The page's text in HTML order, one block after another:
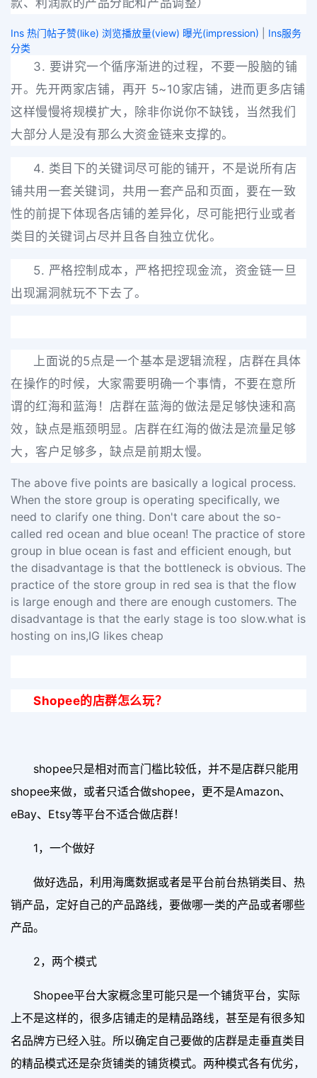
款、利润款的产品分配和产品调整）
Ins 热门帖子赞(like) 浏览播放量(view) 曝光(impression)
Ins服务
分类
3. 要讲究一个循序渐进的过程，不要一股脑的铺
开。先开两家店铺，再开 5~10家店铺，进而更多店铺
这样慢慢将规模扩大，除非你说你不缺钱，当然我们
大部分人是没有那么大资金链来支撑的。
4. 类目下的关键词尽可能的铺开，不是说所有店
铺共用一套关键词，共用一套产品和页面，要在一致
性的前提下体现各店铺的差异化，尽可能把行业或者
类目的关键词占尽并且各自独立优化。
5. 严格控制成本，严格把控现金流，资金链一旦
出现漏洞就玩不下去了。
上面说的5点是一个基本是逻辑流程，店群在具体
在操作的时候，大家需要明确一个事情，不要在意所
谓的红海和蓝海！店群在蓝海的做法是足够快速和高
效，缺点是瓶颈明显。店群在红海的做法是流量足够
大，客户足够多，缺点是前期太慢。
The above five points are basically a logical process.
When the store group is operating specifically, we
need to clarify one thing. Don't care about the so-
called red ocean and blue ocean! The practice of store
group in blue ocean is fast and efficient enough, but
the disadvantage is that the bottleneck is obvious. The
practice of the store group in red sea is that the flow
is large enough and there are enough customers. The
disadvantage is that the early stage is too slow.what is
hosting on ins,IG likes cheap
Shopee的店群怎么玩？
shopee只是相对而言门槛比较低，并不是店群只能用
shopee来做，或者只适合做shopee，更不是Amazon、
eBay、Etsy等平台不适合做店群！
1，一个做好
做好选品，利用海鹰数据或者是平台前台热销类目、热
销产品，定好自己的产品路线，要做哪一类的产品或者哪些
产品。
2，两个模式
Shopee平台大家概念里可能只是一个铺货平台，实际
上不是这样的，很多店铺走的是精品路线，甚至是有很多知
名品牌方已经入驻。所以确定自己要做的店群是走垂直类目
的精品模式还是杂货铺类的铺货模式。两种模式各有优劣，